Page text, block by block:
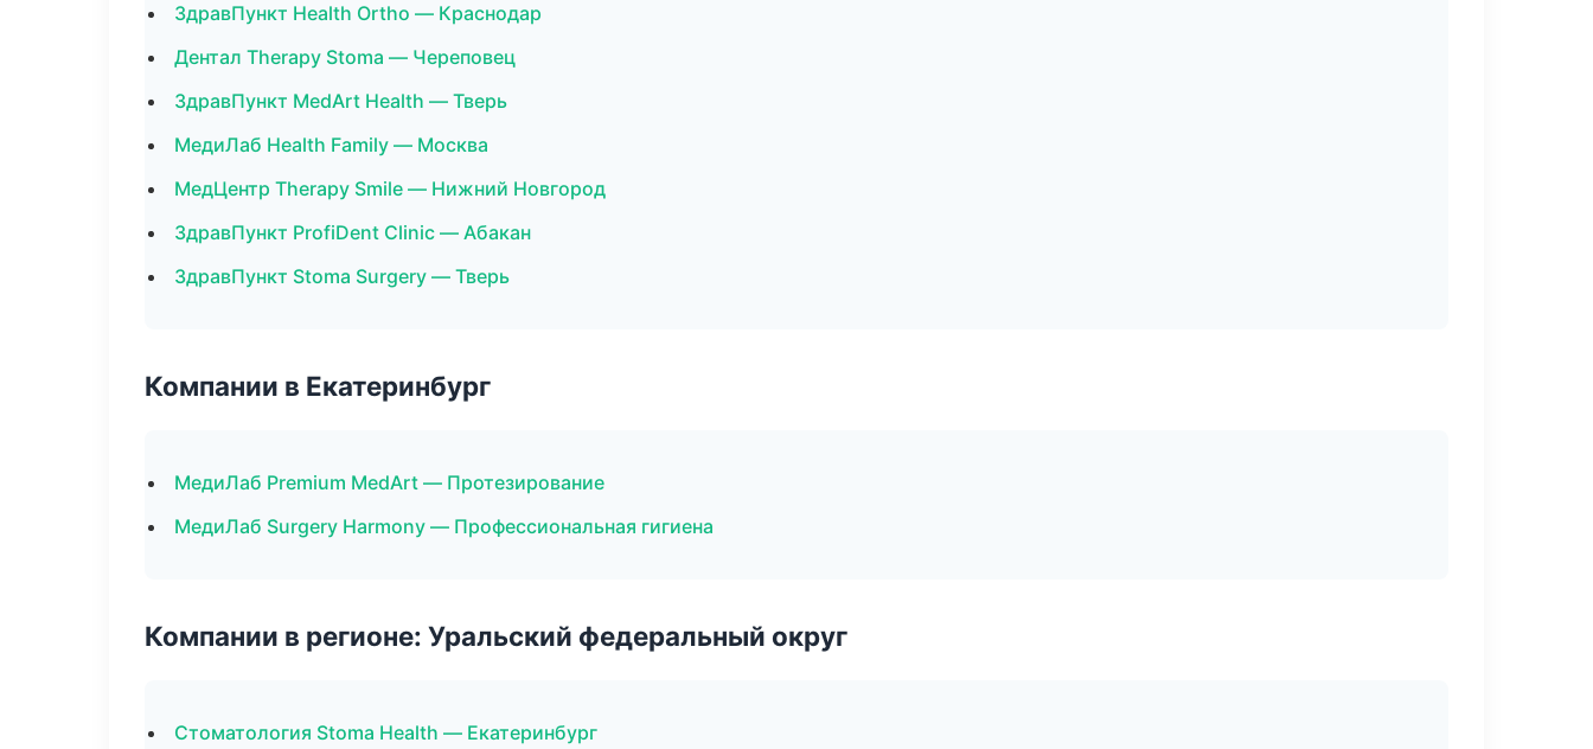
ЗдравПункт Health Ortho — Краснодар
Дентал Therapy Stoma — Череповец
ЗдравПункт MedArt Health — Тверь
МедиЛаб Health Family — Москва
МедЦентр Therapy Smile — Нижний Новгород
ЗдравПункт ProfiDent Clinic — Абакан
ЗдравПункт Stoma Surgery — Тверь
Компании в Екатеринбург
МедиЛаб Premium MedArt — Протезирование
МедиЛаб Surgery Harmony — Профессиональная гигиена
Компании в регионе: Уральский федеральный округ
Стоматология Stoma Health — Екатеринбург